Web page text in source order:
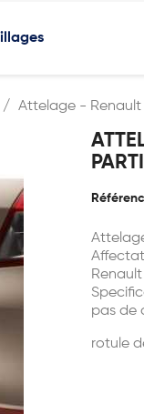
Attelage -
pas de
rotule